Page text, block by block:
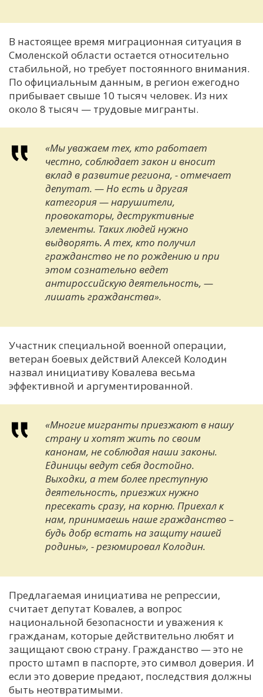
В настоящее время миграционная ситуация в
Смоленской области остается относительно
стабильной, но требует постоянного внимания.
По официальным данным, в регион ежегодно
прибывает свыше 10 тысяч человек. Из них
около 8 тысяч — трудовые мигранты.
«Мы уважаем тех, кто работает
честно, соблюдает закон и вносит
вклад в развитие региона, - отмечает
депутат. — Но есть и другая
категория — нарушители,
провокаторы, деструктивные
элементы. Таких людей нужно
выдворять. А тех, кто получил
гражданство не по рождению и при
этом сознательно ведет
антироссийскую деятельность, —
лишать гражданства».
Участник специальной военной операции,
ветеран боевых действий Алексей Колодин
назвал инициативу Ковалева весьма
эффективной и аргументированной.
«Многие мигранты приезжают в нашу
страну и хотят жить по своим
канонам, не соблюдая наши законы.
Единицы ведут себя достойно.
Выходки, а тем более преступную
деятельность, приезжих нужно
пресекать сразу, на корню. Приехал к
нам, принимаешь наше гражданство –
будь добр встать на защиту нашей
родины», - резюмировал Колодин.
Предлагаемая инициатива не репрессии,
считает депутат Ковалев, а вопрос
национальной безопасности и уважения к
гражданам, которые действительно любят и
защищают свою страну. Гражданство — это не
просто штамп в паспорте, это символ доверия. И
если это доверие предают, последствия должны
быть неотвратимыми.